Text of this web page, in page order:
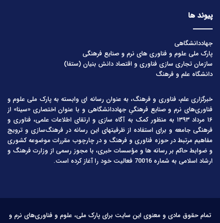
پیوند ها
جهاددانشگاهی
پارک ملی علوم و فناوری های نرم و صنایع فرهنگی
سازمان تجاری سازی فناوری و اقتصاد دانش بنیان (ستفا)
دانشگاه علم و فرهنگ
خبرگزاری علم، فناوری و فرهنگ، به عنوان رسانه ای وابسته به پارک ملی علوم و
فناوری‌های نرم و صنایع فرهنگیِ جهاددانشگاهی و با عنوان اختصاری «سینا» از
۱۶ مرداد ۱۳۹۳ به منظور کمک به آگاه سازی و ارتقای اطلاعات علمی، فناوری و
فرهنگی جامعه و برای استفاده از ظرفیتهای این رسانه در فرهنگ‌سازی و ترویج
مفاهیم مرتبط در حوزه فناوری و فرهنگ و در چارچوب مقررات موضوعه کشوری
و ضوابط حاکم بر رسانه ها و مؤسسات خبری، با مجوز رسمی از وزارت فرهنگ و
ارشاد اسلامی به شماره 70016 فعالیت خود را آغاز کرده است.
تمام حقوق مادی و معنوی این سایت برای پارک ملی، علوم و فناوری‌های نرم و